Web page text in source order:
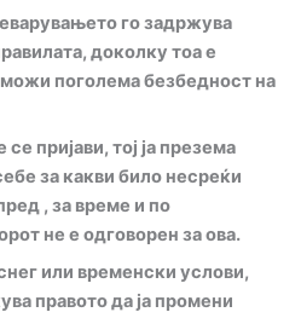
го задржува
доколку тоа е
поголема безбедност на
пријави, тој ја презема
за какви било несреќи
, за време и по
не е одговорен за ова.
или временски услови,
правото да ја промени